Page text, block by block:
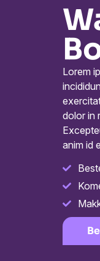
Lorem
dolor in
anim id